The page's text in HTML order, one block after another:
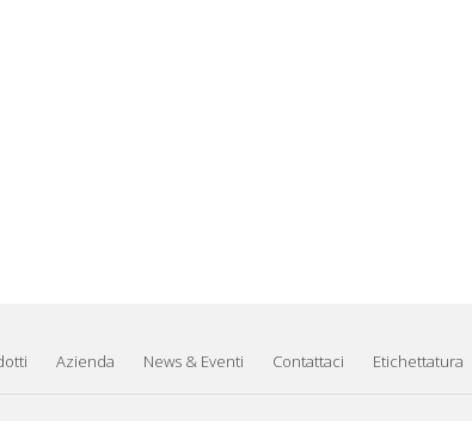
Azienda News & Eventi Contattaci Etichettatura